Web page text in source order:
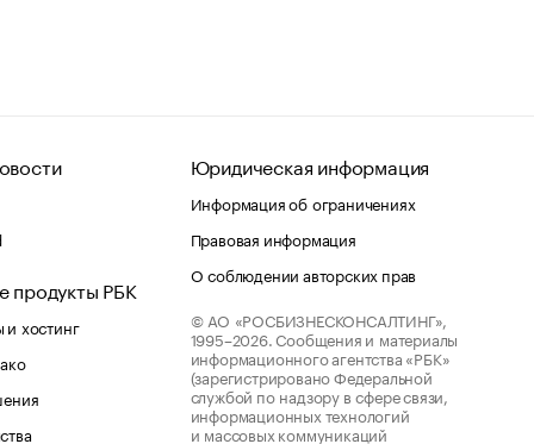
продукты РБК
хостинг
Юридическая информация
Информация об ограничениях
Правовая информация
О соблюдении авторских прав
© АО «РОСБИЗНЕСКОНСАЛТИНГ»,
1995–2026. Сообщения и материалы
информационного агентства «РБК»
(зарегистрировано Федеральной
службой по надзору в сфере связи,
информационных технологий
и массовых коммуникаций